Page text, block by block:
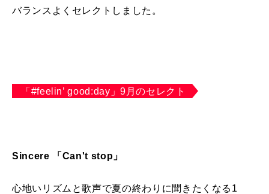
バランスよくセレクトしました。
「#feelin’ good:day」9月のセレクト
Sincere 「 Can't stop 」
心地いリズムと歌声で夏の終わりに聞きたくなる1